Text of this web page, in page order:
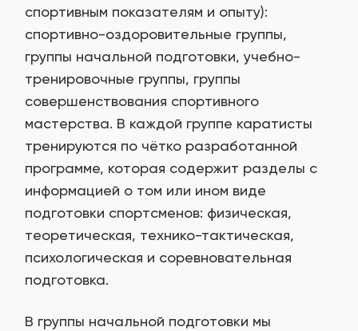
спортивным показателям и опыту):
спортивно-оздоровительные группы,
группы начальной подготовки, учебно-
тренировочные группы, группы
совершенствования спортивного
мастерства. В каждой группе каратисты
тренируются по чётко разработанной
программе, которая содержит разделы с
информацией о том или ином виде
подготовки спортсменов: физическая,
теоретическая, технико-тактическая,
психологическая и соревновательная
подготовка.
В группы начальной подготовки мы